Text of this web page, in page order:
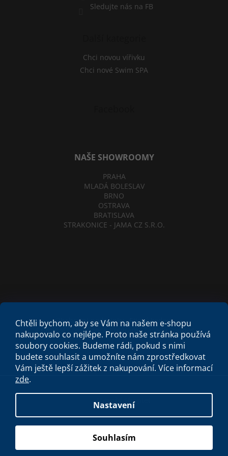
Chtěli bychom, aby se Vám na našem e-shopu
nakupovalo co nejlépe. Proto naše stránka používá
soubory cookies. Budeme rádi, pokud s nimi
budete souhlasit a umožníte nám zprostředkovat
Vám ještě lepší zážitek z nakupování. Více informací
zde.
Nastavení
Souhlasím
Sledujte nás na FB
Chci novou vířivku
Chci nové Swim SPA
NAŠE SHOWROOMY
PRAHA
MLADÁ BOLESLAV
BRNO
OSTRAVA
BRATISLAVA
STRAKONICE - JAMA CZ S.R.O.
Obchodní podmínky
Etický kodex
Criminal Compliance Program
Zásady cookies
Vytvořil Shoptet
S láskou vyrobiloFilipesmedia 🧡